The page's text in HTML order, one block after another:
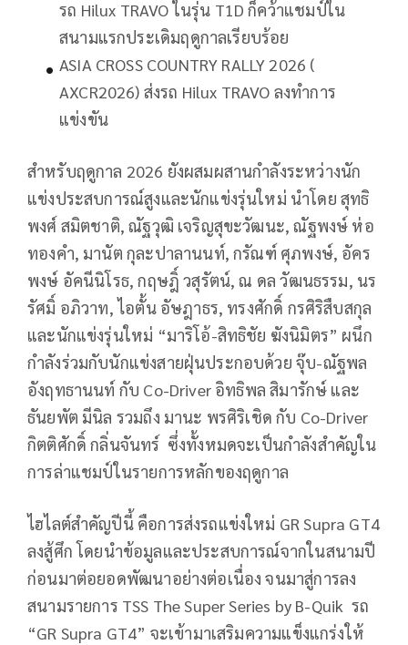
รถ Hilux TRAVO ในรุ่น T1D ก็คว้าแชมป์ใน
สนามแรกประเดิมฤดูกาลเรียบร้อย
ASIA CROSS COUNTRY RALLY 2026 (
AXCR2026) ส่งรถ Hilux TRAVO ลงทำการ
แข่งขัน
สำหรับฤดูกาล 2026 ยังผสมผสานกำลังระหว่างนัก
แข่งประสบการณ์สูงและนักแข่งรุ่นใหม่ นำโดย สุทธิ
พงศ์ สมิตชาติ, ณัฐวุฒิ เจริญสุขะวัฒนะ, ณัฐพงษ์ ห่อ
ทองคำ, มานัต กุละปาลานนท์, กรัณฑ์ ศุภพงษ์, อัคร
พงษ์ อัคนีนิโรธ, กฤษฎิ์ วสุรัตน์, ณ ดล วัฒนธรรม, นร
รัศมิ์ อภิวาท, ไอตั้น อัษฎาธร, ทรงศักดิ์ กรศิริสืบสกุล
และนักแข่งรุ่นใหม่ “มาริโอ้-สิทธิชัย ฆังนิมิตร” ผนึก
กำลังร่วมกับนักแข่งสายฝุ่นประกอบด้วย จุ๊บ-ณัฐพล
อังฤทธานนท์ กับ Co-Driver อิทธิพล สิมารักษ์ และ
ธันยพัต มีนิล รวมถึง มานะ พรศิริเชิด กับ Co-Driver
กิตติศักดิ์ กลิ่นจันทร์ ซึ่งทั้งหมดจะเป็นกำลังสำคัญใน
การล่าแชมป์ในรายการหลักของฤดูกาล
ไฮไลต์สำคัญปีนี้ คือการส่งรถแข่งใหม่ GR Supra GT4
ลงสู้ศึก โดยนำข้อมูลและประสบการณ์จากในสนามปี
ก่อนมาต่อยอดพัฒนาอย่างต่อเนื่อง จนมาสู่การลง
สนามรายการ TSS The Super Series by B-Quik รถ
“GR Supra GT4” จะเข้ามาเสริมความแข็งแกร่งให้